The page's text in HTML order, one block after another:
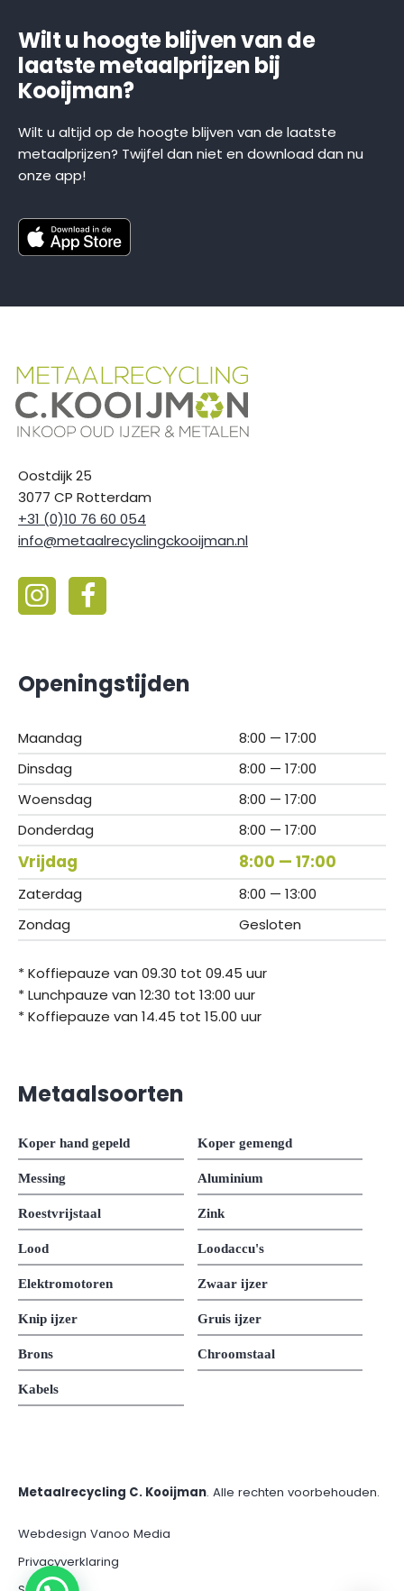
Wilt u hoogte blijven van de
laatste metaalprijzen bij
Kooijman?
Wilt u altijd op de hoogte blijven van de laatste
metaalprijzen? Twijfel dan niet en download dan nu
onze app!
Oostdijk 25
3077 CP Rotterdam
+31 (0)10 76 60 054
info@metaalrecyclingckooijman.nl
Openingstijden
Maandag
8:00 — 17:00
Dinsdag
8:00 — 17:00
Woensdag
8:00 — 17:00
Donderdag
8:00 — 17:00
Vrijdag 8:00 — 17:00
Zaterdag
8:00 — 13:00
Zondag
Gesloten
* Koffiepauze van 09.30 tot 09.45 uur
* Lunchpauze van 12:30 tot 13:00 uur
* Koffiepauze van 14.45 tot 15.00 uur
Metaalsoorten
Koper hand gepeld Koper gemengd
Messing Aluminium
Roestvrijstaal Zink
Lood Loodaccu's
Elektromotoren Zwaar ijzer
Knip ijzer Gruis ijzer
Brons Chroomstaal
Kabels
Metaalrecycling C. Kooijman. Alle rechten voorbehouden.
Webdesign Vanoo Media
Privacyverklaring